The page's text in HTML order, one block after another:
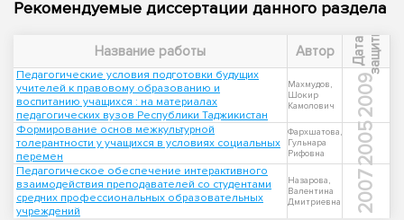
Рекомендуемые диссертации данного раздела
Название работы Автор Д
а
т
а
з
а
щ
и
т ы
Педагогические условия подготовки будущих
учителей к правовому образованию и
воспитанию учащихся : на материалах
педагогических вузов Республики Таджикистан
Махмудов,
Шокир
Камолович
2009
Формирование основ межкультурной
толерантности у учащихся в условиях социальных
перемен
Фархшатова,
Гульнара
Рифовна
2005
Педагогическое обеспечение интерактивного
взаимодействия преподавателей со студентами
средних профессиональных образовательных
учреждений
Назарова,
Валентина
Дмитриевна
2007